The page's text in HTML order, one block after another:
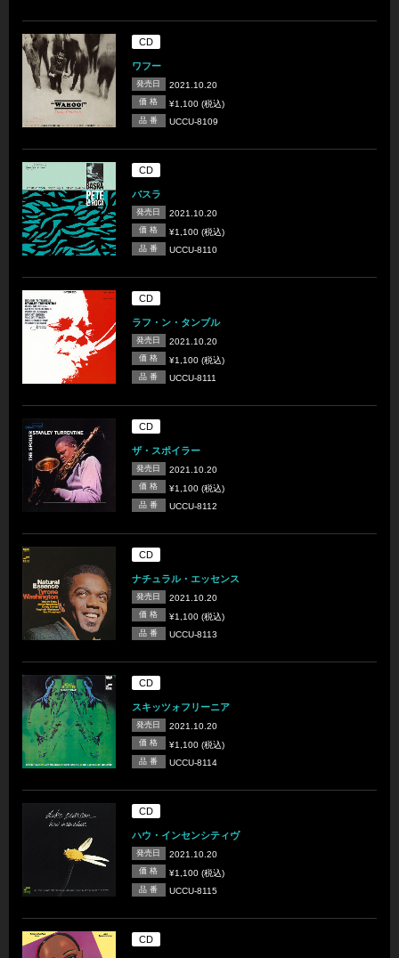
CD
ワフー
発売日 2021.10.20
価 格 ¥1,100 (税込)
品 番 UCCU-8109
CD
バスラ
発売日 2021.10.20
価 格 ¥1,100 (税込)
品 番 UCCU-8110
CD
ラフ・ン・タンブル
発売日 2021.10.20
価 格 ¥1,100 (税込)
品 番 UCCU-8111
CD
ザ・スポイラー
発売日 2021.10.20
価 格 ¥1,100 (税込)
品 番 UCCU-8112
CD
ナチュラル・エッセンス
発売日 2021.10.20
価 格 ¥1,100 (税込)
品 番 UCCU-8113
CD
スキッツォフリーニア
発売日 2021.10.20
価 格 ¥1,100 (税込)
品 番 UCCU-8114
CD
ハウ・インセンシティヴ
発売日 2021.10.20
価 格 ¥1,100 (税込)
品 番 UCCU-8115
CD